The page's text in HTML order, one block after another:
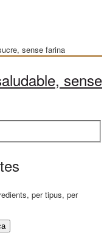
sense
per tipus, per